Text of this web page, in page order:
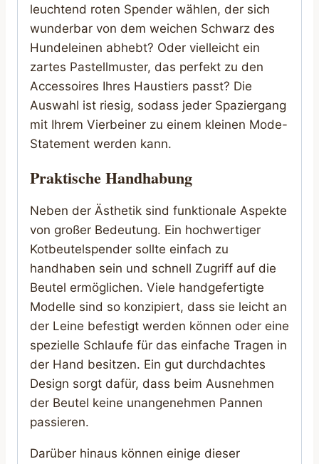
leuchtend roten Spender wählen, der sich
wunderbar von dem weichen Schwarz des
Hundeleinen abhebt? Oder vielleicht ein
zartes Pastellmuster, das perfekt zu den
Accessoires Ihres Haustiers passt? Die
Auswahl ist riesig, sodass jeder Spaziergang
mit Ihrem Vierbeiner zu einem kleinen Mode-
Statement werden kann.
Praktische Handhabung
Neben der Ästhetik sind funktionale Aspekte
von großer Bedeutung. Ein hochwertiger
Kotbeutelspender sollte einfach zu
handhaben sein und schnell Zugriff auf die
Beutel ermöglichen. Viele handgefertigte
Modelle sind so konzipiert, dass sie leicht an
der Leine befestigt werden können oder eine
spezielle Schlaufe für das einfache Tragen in
der Hand besitzen. Ein gut durchdachtes
Design sorgt dafür, dass beim Ausnehmen
der Beutel keine unangenehmen Pannen
passieren.
Darüber hinaus können einige dieser